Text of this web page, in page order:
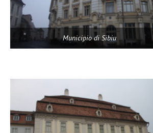
Municipio di Sibiu